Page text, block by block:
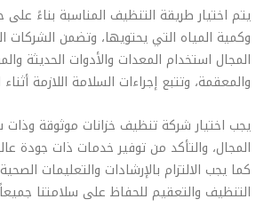
يتم اختيار طريقة التنظيف المناسبة بناءً على
وكمية المياه التي يحتويها، وتضمن
المجال استخدام المعدات والأدوات الحديثة
والمعقمة، وتتبع إجراءات السلامة اللازمة
يجب اختيار شركة تنظيف خزانات موثوقة
المجال، والتأكد من توفير خدمات ذات جودة
كما يجب الالتزام بالإرشادات والتعليمات
التنظيف والتعقيم للحفاظ على سلامتنا